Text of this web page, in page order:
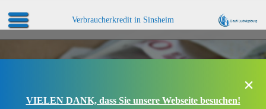
Verbraucherkredit in Sinsheim
×
VIELEN DANK, dass Sie unsere Webseite besuchen!